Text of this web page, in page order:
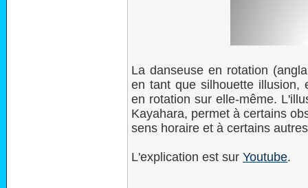
La danseuse en rotation
en tant que silhouette illusion,
en rotation sur elle-même.
Kayahara, permet à certains
sens horaire et à certains
L'explication est sur Youtube.